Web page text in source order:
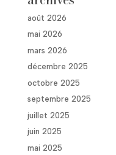
août 2026
mai 2026
mars 2026
décembre 2025
octobre 2025
septembre 2025
juillet 2025
juin 2025
mai 2025